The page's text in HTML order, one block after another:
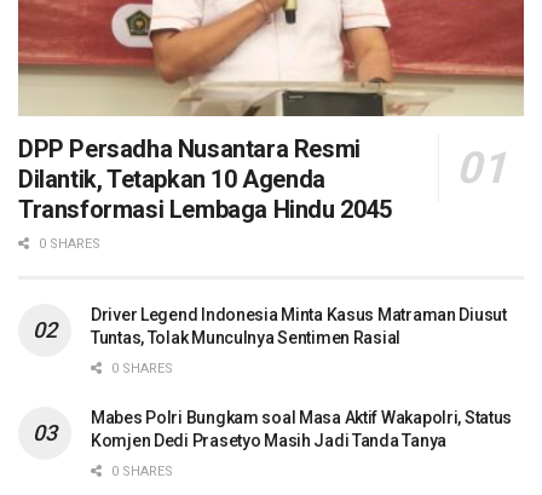
DPP Persadha Nusantara Resmi
Dilantik, Tetapkan 10 Agenda
Transformasi Lembaga Hindu 2045
0 SHARES
Driver Legend Indonesia Minta Kasus Matraman Diusut
Tuntas, Tolak Munculnya Sentimen Rasial
0 SHARES
Mabes Polri Bungkam soal Masa Aktif Wakapolri, Status
Komjen Dedi Prasetyo Masih Jadi Tanda Tanya
0 SHARES